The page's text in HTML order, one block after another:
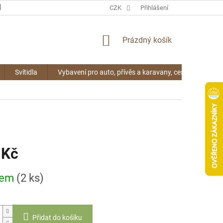
CZK Přihlášení
NÁKUPNÍ
Prázdný košík
Svítidla Vybavení pro auto, přívěs a karavany, cestování
(2 ks)
Přidat do košíku